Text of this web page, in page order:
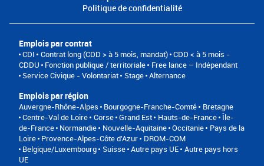
Politique de confidentialité
Emplois par contrat
CDI Contrat long (CDD > à 5 mois, mandat) CDD < à 5 mois -
CDDU
Fonction publique / territoriale
Free lance – Indépendant
Service Civique - Volontariat
Stage Alternance
Emplois par région
Auvergne-Rhône-Alpes Bourgogne-Franche-Comté
Bretagne
Centre-Val de Loire Corse Grand Est Hauts-de-France Île-
de-France Normandie Nouvelle-Aquitaine Occitanie
Pays de la
Loire Provence-Alpes-Côte d'Azur
DROM-COM
Belgique/Luxembourg
Suisse Autre pays UE Autre pays hors
UE